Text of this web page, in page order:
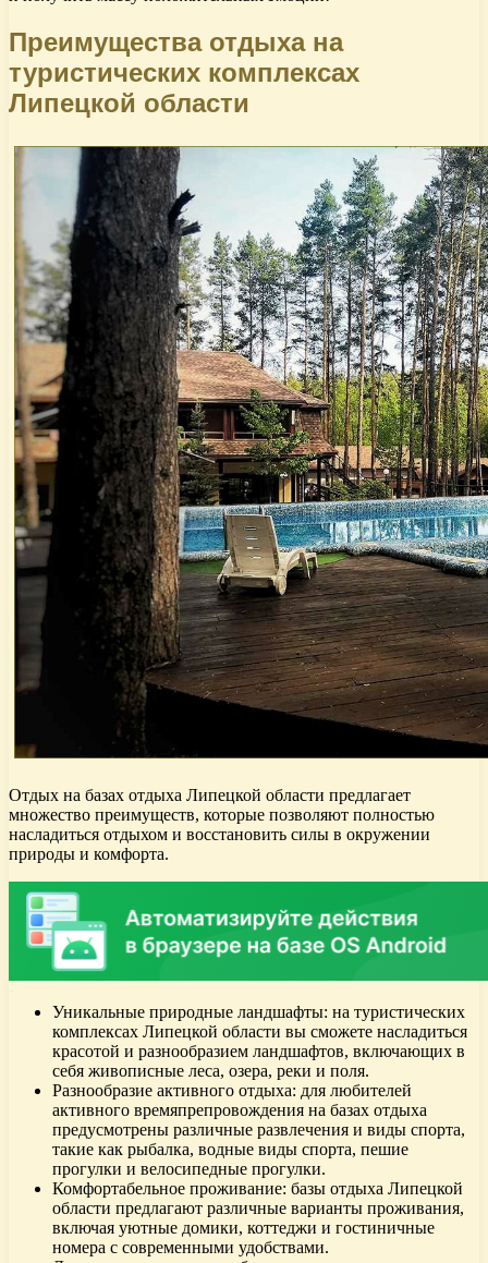
Преимущества отдыха на
туристических комплексах
Липецкой области
Отдых на базах отдыха Липецкой области предлагает
множество преимуществ, которые позволяют полностью
насладиться отдыхом и восстановить силы в окружении
природы и комфорта.
Уникальные природные ландшафты: на туристических
комплексах Липецкой области вы сможете насладиться
красотой и разнообразием ландшафтов, включающих в
себя живописные леса, озера, реки и поля.
Разнообразие активного отдыха: для любителей
активного времяпрепровождения на базах отдыха
предусмотрены различные развлечения и виды спорта,
такие как рыбалка, водные виды спорта, пешие
прогулки и велосипедные прогулки.
Комфортабельное проживание: базы отдыха Липецкой
области предлагают различные варианты проживания,
включая уютные домики, коттеджи и гостиничные
номера с современными удобствами.